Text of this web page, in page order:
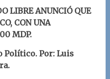
LIBRE ANUNCIÓ QUE
CON UNA
MDP.
Político. Por: Luis
.